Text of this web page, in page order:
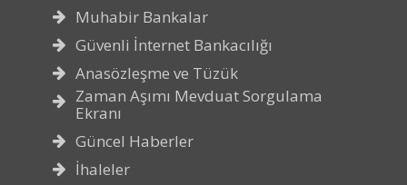
Muhabir Bankalar
Güvenli İnternet Bankacılığı
Anasözleşme ve Tüzük
Zaman Aşımı Mevduat Sorgulama
Ekranı
Güncel Haberler
İhaleler